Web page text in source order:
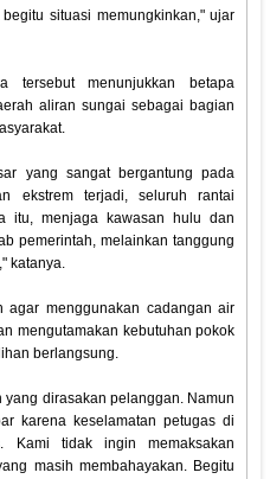
situasi memungkinkan," ujar
tersebut menunjukkan betapa
aliran sungai sebagai bagian
yang sangat bergantung pada
ekstrem terjadi, seluruh rantai
itu, menjaga kawasan hulu dan
pemerintah, melainkan tanggung
katanya.
agar menggunakan cadangan air
mengutamakan kebutuhan pokok
berlangsung.
dirasakan pelanggan. Namun
karena keselamatan petugas di
Kami tidak ingin memaksakan
masih membahayakan. Begitu